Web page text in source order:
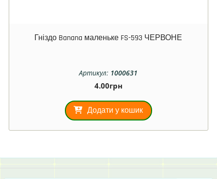
Гніздо Banana маленьке FS-593 ЧЕРВОНЕ
Артикул: 1000631
4.00грн
Додати у кошик